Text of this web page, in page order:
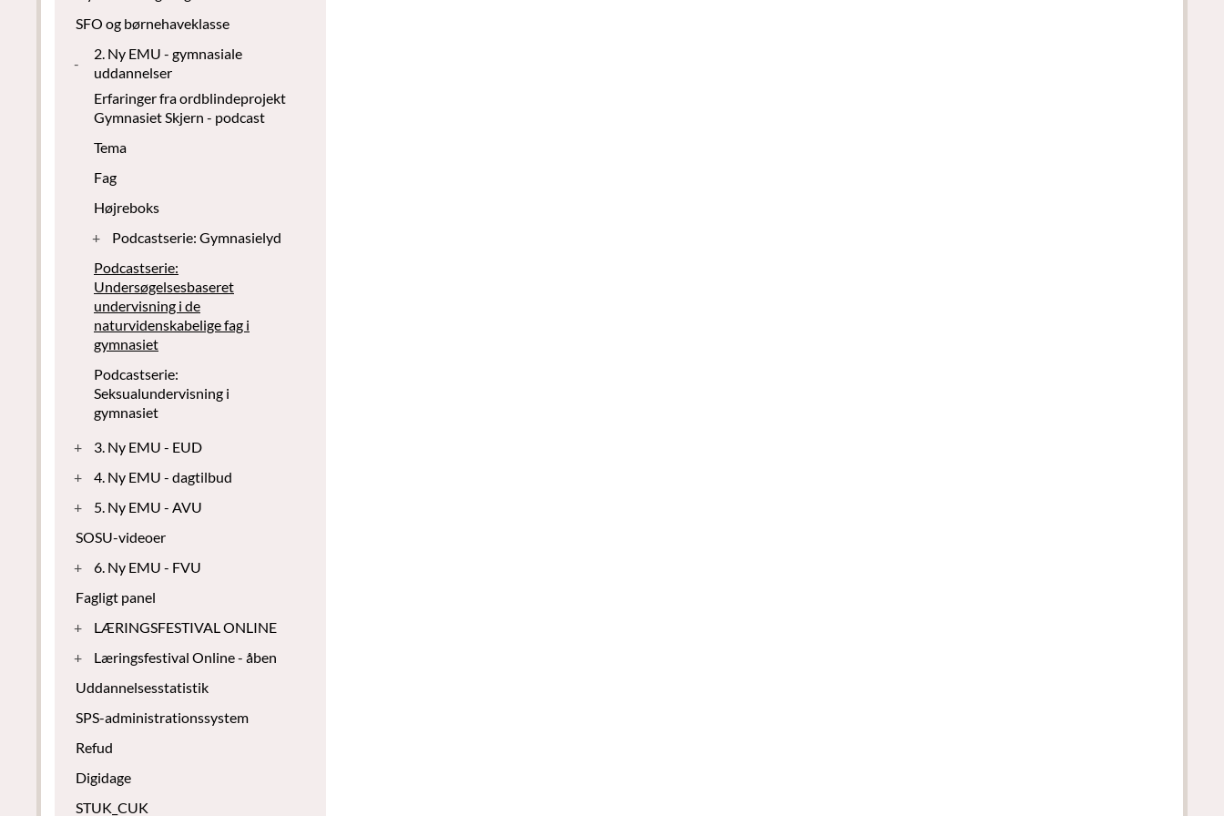
SFO og børnehaveklasse
-
2. Ny EMU - gymnasiale
uddannelser
Erfaringer fra ordblindeprojekt
Gymnasiet Skjern - podcast
Tema
Fag
Højreboks
+
Podcastserie: Gymnasielyd
Podcastserie:
Undersøgelsesbaseret
undervisning i de
naturvidenskabelige fag i
gymnasiet
Podcastserie:
Seksualundervisning i
gymnasiet
+
3. Ny EMU - EUD
+
4. Ny EMU - dagtilbud
+
5. Ny EMU - AVU
SOSU-videoer
+
6. Ny EMU - FVU
Fagligt panel
+
LÆRINGSFESTIVAL ONLINE
+
Læringsfestival Online - åben
Uddannelsesstatistik
SPS-administrationssystem
Refud
Digidage
STUK_CUK